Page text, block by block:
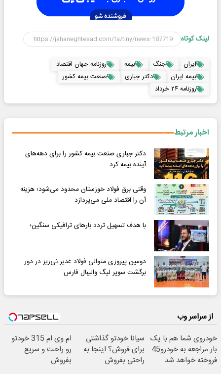
لینک کوتاه
ایران جنگ بیمه
روزنامه جهان اقتصاد
بیمه ایران
دکتر جباری
صنعت بیمه کشور
روزنامه ۲۴ خرداد
اخبار مرتبط
دکتر جباری صنعت بیمه کشور را برای دهه‌های
آینده بیمه کرد
وقتی برق فولاد خوزستان محدود می‌شود؛ هزینه
آن را اقتصاد ملی می‌پردازد
با هدف تسهیل تردد بارهای ترافیکی سنگین؛
دومین پیروزی متوالی فولاد غدیر نی‌ریز در دور
برگشت سوپر لیگ والیبال فارس
از سراسر وب
خودروی شما هم با یک
بار مراجعه به خودرو45
فروخته خواهد شد
سیانا خودتو گذاشتی
برای فروش؟ اینجا به
راحتی بفروش
ام وی ام 315 خودتو
رو راحت و سریع
بفروش